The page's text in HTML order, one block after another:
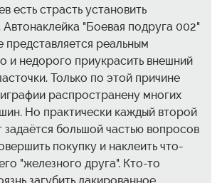
есть страсть установить
Автонаклейка "Боевая подруга 002"
представляется реальным
и недорого приукрасить внешний
Только по этой причине
распространену многих
Но практически каждый второй
задаётся большой частью вопросов
покупку и наклеить что-
"железного друга". Кто-то